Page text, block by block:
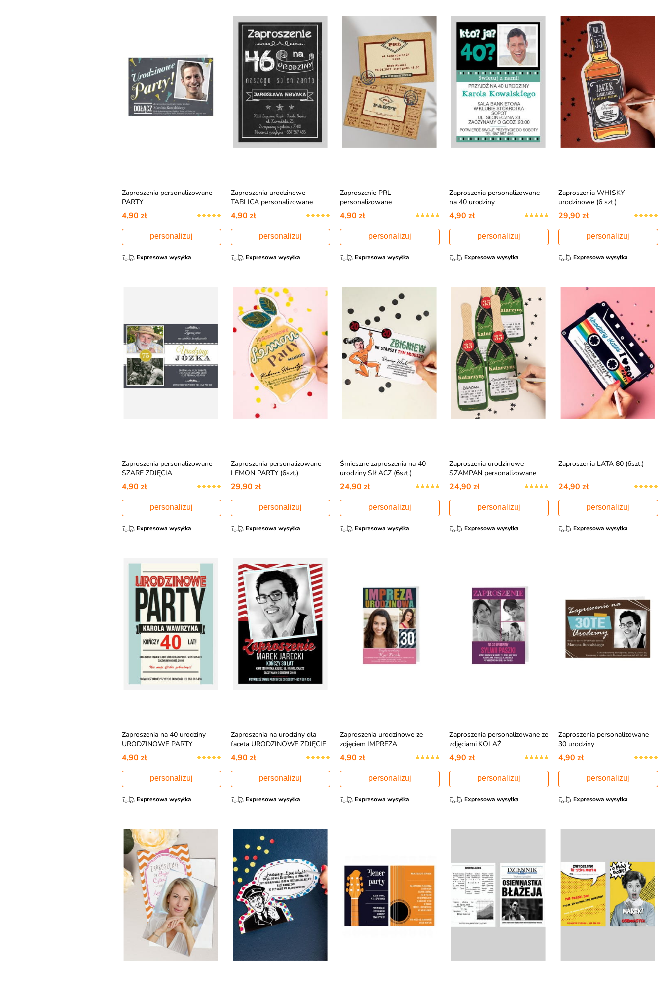
Zaproszenia personalizowane
PARTY
4,90 zł
personalizuj
Expresowa wysyłka
Zaproszenia urodzinowe
TABLICA personalizowane
4,90 zł
personalizuj
Expresowa wysyłka
Zaproszenie PRL
personalizowane
4,90 zł
personalizuj
Expresowa wysyłka
Zaproszenia personalizowane
na 40 urodziny
4,90 zł
personalizuj
Expresowa wysyłka
Zaproszenia WHISKY
urodzinowe (6 szt.)
29,90 zł
personalizuj
Expresowa wysyłka
Zaproszenia personalizowane
SZARE ZDJĘCIA
4,90 zł
personalizuj
Expresowa wysyłka
Zaproszenia personalizowane
LEMON PARTY (6szt.)
29,90 zł
personalizuj
Expresowa wysyłka
Śmieszne zaproszenia na 40
urodziny SIŁACZ (6szt.)
24,90 zł
personalizuj
Expresowa wysyłka
Zaproszenia urodzinowe
SZAMPAN personalizowane
(6szt.)
24,90 zł
personalizuj
Expresowa wysyłka
Zaproszenia LATA 80 (6szt.)
24,90 zł
personalizuj
Expresowa wysyłka
Zaproszenia na 40 urodziny
URODZINOWE PARTY
personalizowane
4,90 zł
personalizuj
Expresowa wysyłka
Zaproszenia na urodziny dla
faceta URODZINOWE ZDJĘCIE
4,90 zł
personalizuj
Expresowa wysyłka
Zaproszenia urodzinowe ze
zdjęciem IMPREZA
URODZINOWA
4,90 zł
personalizuj
Expresowa wysyłka
Zaproszenia personalizowane ze
zdjęciami KOLAŻ
4,90 zł
personalizuj
Expresowa wysyłka
Zaproszenia personalizowane
30 urodziny
4,90 zł
personalizuj
Expresowa wysyłka